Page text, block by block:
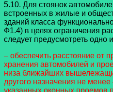
5.10. Для стоянок
встроенных в жилые и
зданий класса
Ф1.4) в целях ограничения
следует предусмотреть
– обеспечить расстояние от
хранения автомобилей и
низа ближайших
другого назначения не